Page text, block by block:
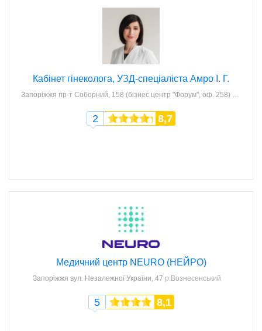
Кабінет гінеколога, УЗД-спеціаліста Амро І. Г.
Запоріжжя пр-т Соборний, 158 (бізнес центр "Форум", оф. 258)
2 8,7
Медичний центр NEURO (НЕЙРО)
Запоріжжя вул. Незалежної України, 47 р.Вознесенський
5 8,1